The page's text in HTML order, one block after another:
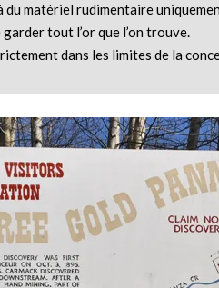
matériel rudimentaire
tout l’or que l’on trouve.
dans les limites de la